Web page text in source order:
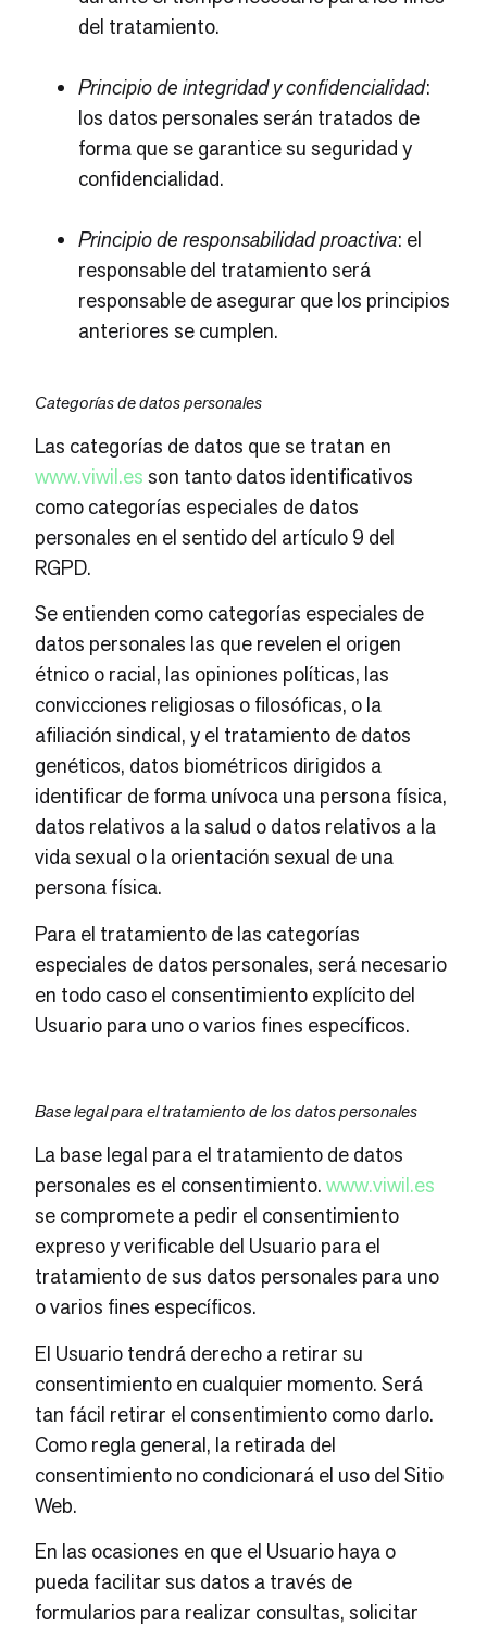
del tratamiento.
Principio de integridad y confidencialidad:
los datos personales serán tratados de
forma que se garantice su seguridad y
confidencialidad.
Principio de responsabilidad proactiva: el
responsable del tratamiento será
responsable de asegurar que los principios
anteriores se cumplen.
Categorías de datos personales
Las categorías de datos que se tratan en
www.viwil.es son tanto datos identificativos
como categorías especiales de datos
personales en el sentido del artículo 9 del
RGPD.
Se entienden como categorías especiales de
datos personales las que revelen el origen
étnico o racial, las opiniones políticas, las
convicciones religiosas o filosóficas, o la
afiliación sindical, y el tratamiento de datos
genéticos, datos biométricos dirigidos a
identificar de forma unívoca una persona física,
datos relativos a la salud o datos relativos a la
vida sexual o la orientación sexual de una
persona física.
Para el tratamiento de las categorías
especiales de datos personales, será necesario
en todo caso el consentimiento explícito del
Usuario para uno o varios fines específicos.
Base legal para el tratamiento de los datos personales
La base legal para el tratamiento de datos
personales es el consentimiento.www.viwil.es
se compromete a pedir el consentimiento
expreso y verificable del Usuario para el
tratamiento de sus datos personales para uno
o varios fines específicos.
El Usuario tendrá derecho a retirar su
consentimiento en cualquier momento. Será
tan fácil retirar el consentimiento como darlo.
Como regla general, la retirada del
consentimiento no condicionará el uso del Sitio
Web.
En las ocasiones en que el Usuario haya o
pueda facilitar sus datos a través de
formularios para realizar consultas, solicitar